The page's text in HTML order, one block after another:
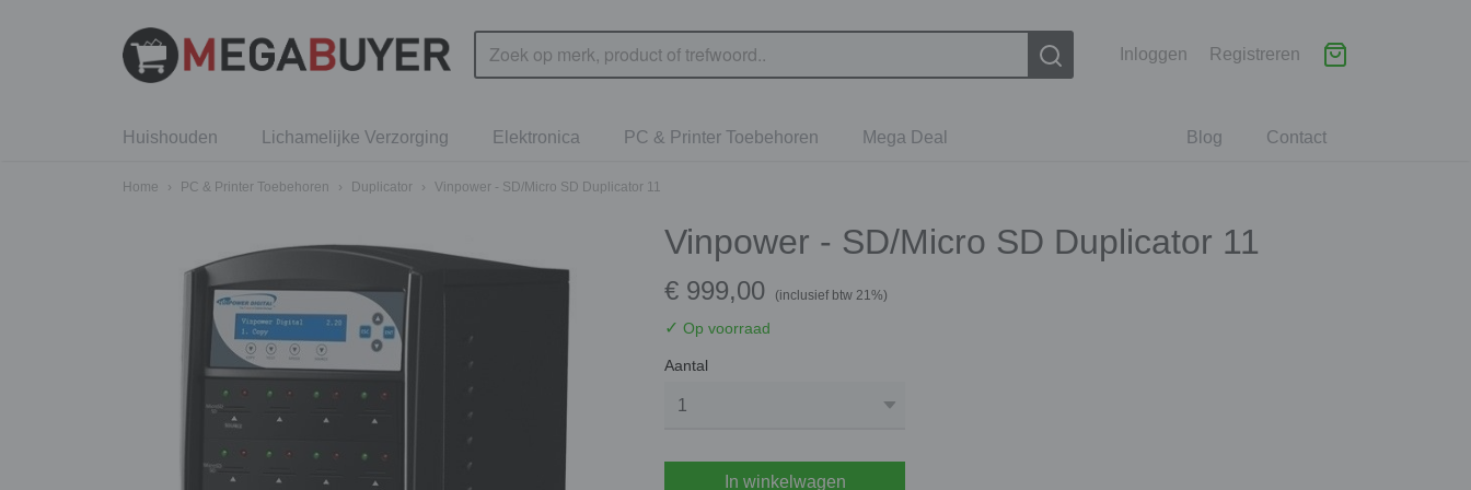
Inloggen Registreren
Contact
Blog
Huishouden Lichamelijke Verzorging Elektronica PC & Printer Toebehoren Mega Deal
Home › PC & Printer Toebehoren › Duplicator › Vinpower - SD/Micro SD Duplicator 11
Vinpower - SD/Micro SD Duplicator 11
€ 999,00 (inclusief btw 21%)
✓ Op voorraad
Aantal
In winkelwagen